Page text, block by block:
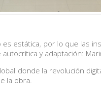
estática, por lo que las
y adaptación:
donde la revolución
la obra.